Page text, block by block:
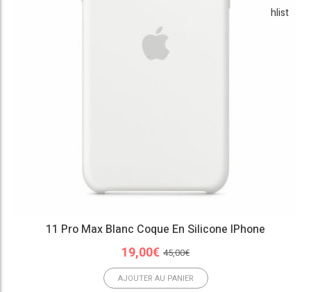
hlist
11 Pro Max Blanc Coque En Silicone IPhone
45,00€
Le
prix
initial
19,00€ Le
prix
actuel
AJOUTER AU PANIER